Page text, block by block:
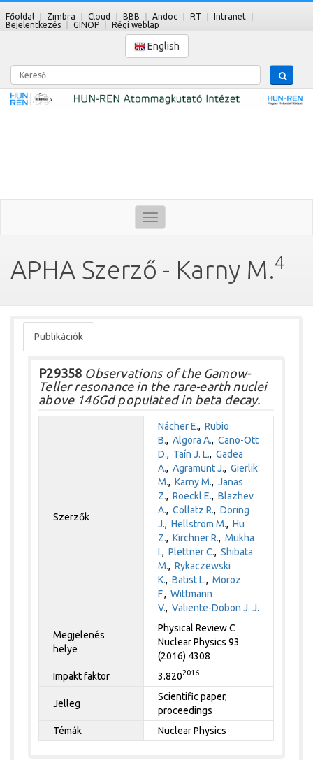
Főoldal Zimbra Cloud BBB Andoc RT
Intranet
Bejelentkezés
GINOP Régi weblap
English
Kereső
Toggle
navigation
APHA Szerző - Karny M.4
Publikációk
P29358 Observations of the Gamow-
Teller resonance in the rare-earth nuclei
above 146Gd populated in beta decay.
Szerzők
Nácher E.,Rubio
B.,Algora A.,Cano-Ott
D., Taín J. L.,Gadea
A.,Agramunt J.,Gierlik
M.,Karny M.,Janas
Z.,Roeckl E.,Blazhev
A.,Collatz R.,Döring
J.,Hellström M.,Hu
Z.,Kirchner R.,Mukha
I.,Plettner C.,Shibata
M.,Rykaczewski
K.,Batist L.,Moroz
F.,Wittmann
V.,Valiente-Dobon J. J.
Megjelenés
helye
Physical Review C
Nuclear Physics 93
(2016) 4308
Impakt faktor
3.8202016
Jelleg
Scientific paper,
proceedings
Témák
Nuclear Physics